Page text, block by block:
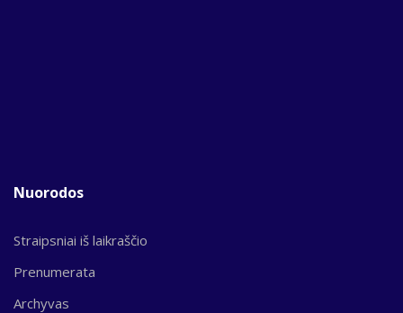
Nuorodos
Straipsniai iš laikraščio
Prenumerata
Archyvas